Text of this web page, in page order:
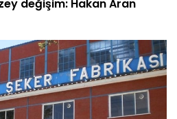
değişim: Hakan Aran